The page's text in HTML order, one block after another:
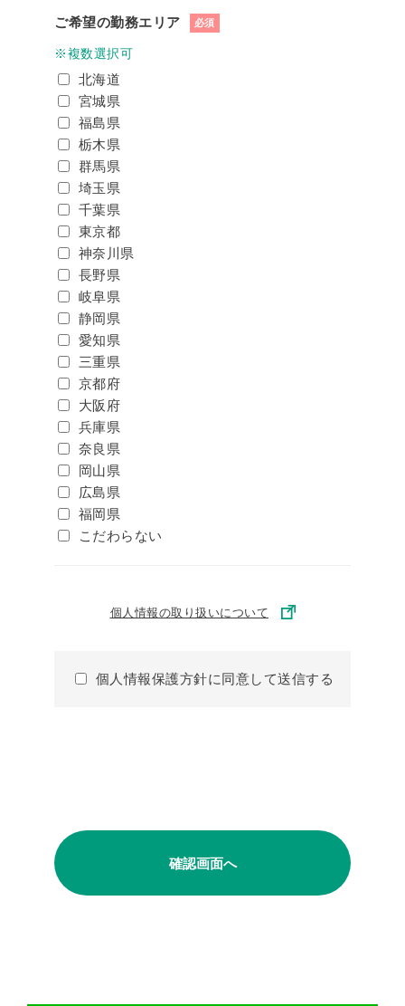
ご希望の勤務エリア 必須
※複数選択可
北海道
宮城県
福島県
栃木県
群馬県
埼玉県
千葉県
東京都
神奈川県
長野県
岐阜県
静岡県
愛知県
三重県
京都府
大阪府
兵庫県
奈良県
岡山県
広島県
福岡県
こだわらない
個人情報の取り扱いについて
個人情報保護方針に同意して送信する